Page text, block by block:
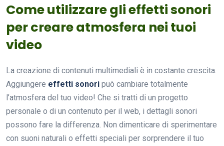
Come utilizzare gli effetti sonori
per creare atmosfera nei tuoi
video
La creazione di contenuti multimediali è in costante crescita.
Aggiungere effetti sonori può cambiare totalmente
l’atmosfera del tuo video! Che si tratti di un progetto
personale o di un contenuto per il web, i dettagli sonori
possono fare la differenza. Non dimenticare di sperimentare
con suoni naturali o effetti speciali per sorprendere il tuo